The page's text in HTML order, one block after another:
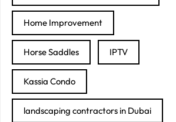
Home Improvement
Horse Saddles IPTV
Kassia Condo
landscaping contractors in Dubai